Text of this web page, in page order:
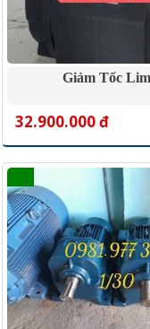
Giảm Tốc
32.900.000 đ